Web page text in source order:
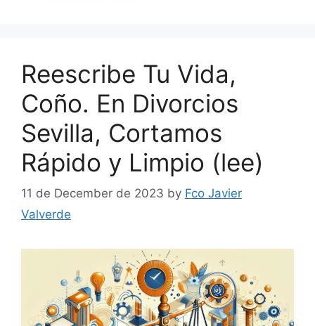
Reescribe Tu Vida,
Coño. En Divorcios
Sevilla, Cortamos
Rápido y Limpio (lee)
11 de December de 2023 by Fco Javier
Valverde